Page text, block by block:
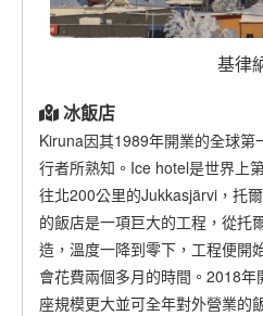
基律
冰飯店
Kiruna因其1989年開業的全球
行者所熟知。Ice hotel是世界上
往北200公里的Jukkasjärvi，托
的飯店是一項巨大的工程，從托
造，溫度一降到零下，工程便開
會花費兩個多月的時間。2018
座規模更大並可全年對外營業的